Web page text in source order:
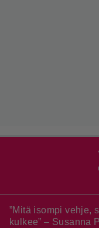
”Mitä isompi vehje,
kulkee” – Susanna